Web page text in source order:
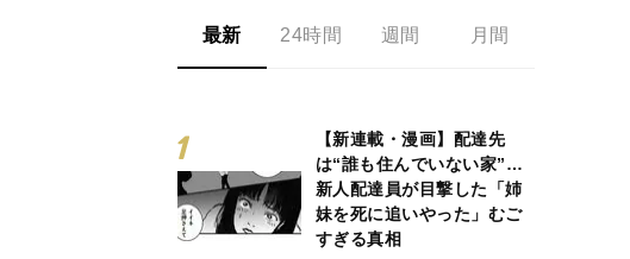
最新 24時間 週間 月間
【新連載・漫画】配達先
は“誰も住んでいない家”…
新人配達員が目撃した「姉
妹を死に追いやった」むご
すぎる真相